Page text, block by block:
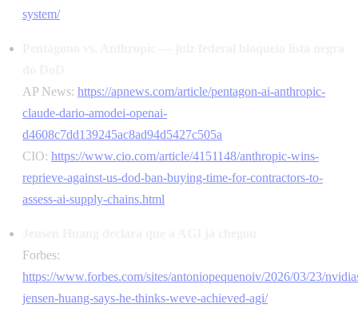
system/
AP News: https://apnews.com/article/pentagon-ai-anthropic-
claude-dario-amodei-openai-
d4608c7dd139245ac8ad94d5427c505a
CIO: https://www.cio.com/article/4151148/anthropic-wins-
reprieve-against-us-dod-ban-buying-time-for-contractors-to-
assess-ai-supply-chains.html
Forbes:
https://www.forbes.com/sites/antoniopequenoiv/2026/03/23/
jensen-huang-says-he-thinks-weve-achieved-agi/